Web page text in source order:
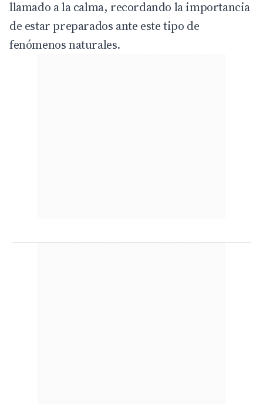
llamado a la calma, recordando la importancia
de estar preparados ante este tipo de
fenómenos naturales.